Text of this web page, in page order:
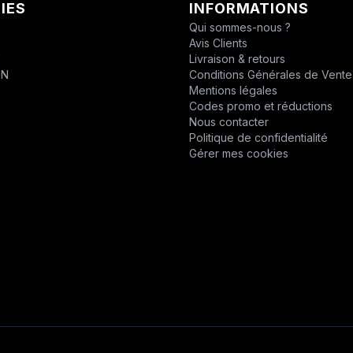
CHABAS
D.P.P.M.
DESVOYS
DEUTZ
DIVERS
INFORMATIONS
Qui sommes-nous ?
Avis Clients
Livraison & retours
Conditions Générales de Vente
Mentions légales
Codes promo et réductions
Nous contacter
Politique de confidentialité
Gérer mes cookies